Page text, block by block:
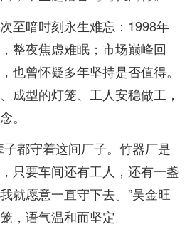
至暗时刻永生难忘：1998年
整夜焦虑难眠；市场巅峰回
也曾怀疑多年坚持是否值得。
成型的灯笼、工人安稳做工，
。
都守着这间厂子。竹器厂是
只要车间还有工人，还有一盏
就愿意一直守下去。”吴金旺
，语气温和而坚定。